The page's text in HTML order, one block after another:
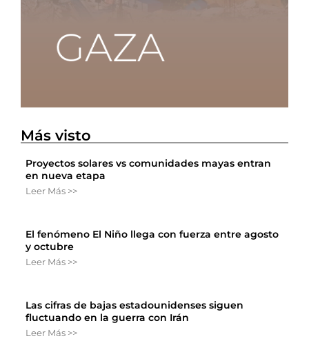
Más visto
Proyectos solares vs comunidades mayas entran
en nueva etapa
Leer Más >>
El fenómeno El Niño llega con fuerza entre agosto
y octubre
Leer Más >>
Las cifras de bajas estadounidenses siguen
fluctuando en la guerra con Irán
Leer Más >>